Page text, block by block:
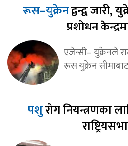
रूस–युक्रेनद्वन्द्व जारी,
प्रशोधन
एजेन्सी– युक्रेनले
रूस युक्रेन
पशुरोग नियन्त्रणका